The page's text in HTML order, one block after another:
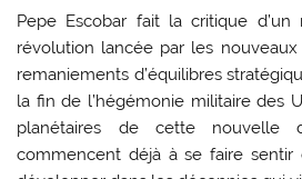
Pepe Escobar fait la critique
révolution lancée par les
remaniements d’équilibres
la fin de l’hégémonie militaire des
planétaires de cette nouvelle
commencent déjà à se faire